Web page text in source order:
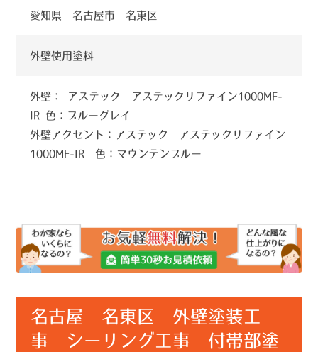
愛知県 名古屋市 名東区
外壁使用塗料
外壁： アステック アステックリファイン1000MF-
IR 色：ブルーグレイ
外壁アクセント：アステック アステックリファイン
1000MF-IR 色：マウンテンブルー
名古屋 名東区 外壁塗装工
事 シーリング工事 付帯部塗